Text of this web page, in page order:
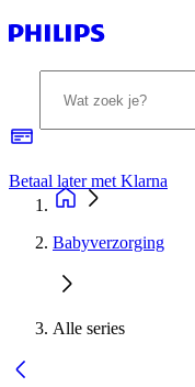
Betaal later met Klarna
Babyverzorging
Alle series